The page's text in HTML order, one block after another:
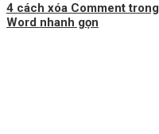
4 cách xóa Comment trong
Word nhanh gọn